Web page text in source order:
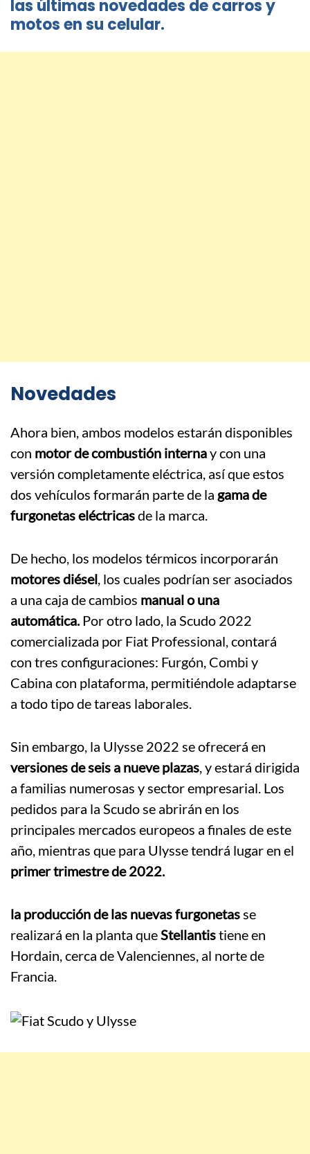
las últimas novedades de carros y
motos en su celular.
Novedades
Ahora bien, ambos modelos estarán disponibles
con motor de combustión internay con una
versión completamente eléctrica, así que estos
dos vehículos formarán parte de la gama de
furgonetas eléctricasde la marca.
De hecho, los modelos térmicos incorporarán
motores diésel , los cuales podrían ser asociados
a una caja de cambios manual o una
automática. Por otro lado, la Scudo 2022
comercializada por Fiat Professional, contará
con tres configuraciones: Furgón, Combi y
Cabina con plataforma, permitiéndole adaptarse
a todo tipo de tareas laborales.
Sin embargo, la Ulysse 2022 se ofrecerá en
versiones de seis a nueve plazas , y estará dirigida
a familias numerosas y sector empresarial. Los
pedidos para la Scudo se abrirán en los
principales mercados europeos a finales de este
año, mientras que para Ulysse tendrá lugar en el
primer trimestre de 2022.
la producción de las nuevas furgonetas se
realizará en la planta queStellantistiene en
Hordain, cerca de Valenciennes, al norte de
Francia.